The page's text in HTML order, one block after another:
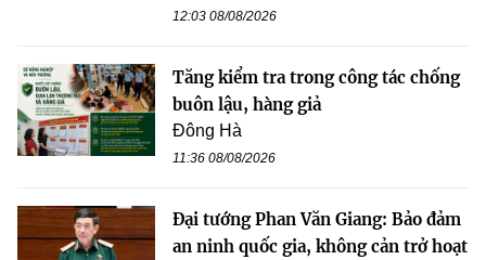
12:03 08/08/2026
Tăng kiểm tra trong công tác chống
buôn lậu, hàng giả
Đông Hà
11:36 08/08/2026
Đại tướng Phan Văn Giang: Bảo đảm
an ninh quốc gia, không cản trở hoạt